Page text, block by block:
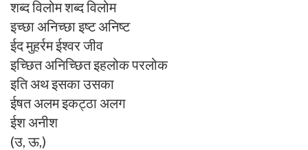
शब्द विलोम शब्द विलोम
इच्छा अनिच्छा इष्ट अनिष्ट
ईद मुहर्रम ईश्वर जीव
इच्छित अनिच्छित इहलोक परलोक
इति अथ इसका उसका
ईषत अलम इकट्ठा अलग
ईश अनीश
(उ, ऊ,)